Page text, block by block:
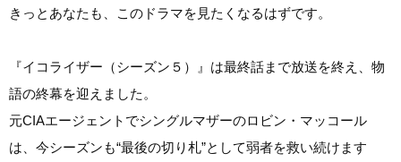
きっとあなたも、このドラマを見たくなるはずです。
『イコライザー（シーズン５）』は最終話まで放送を終え、物
語の終幕を迎えました。
元CIAエージェントでシングルマザーのロビン・マッコール
は、今シーズンも“最後の切り札”として弱者を救い続けます